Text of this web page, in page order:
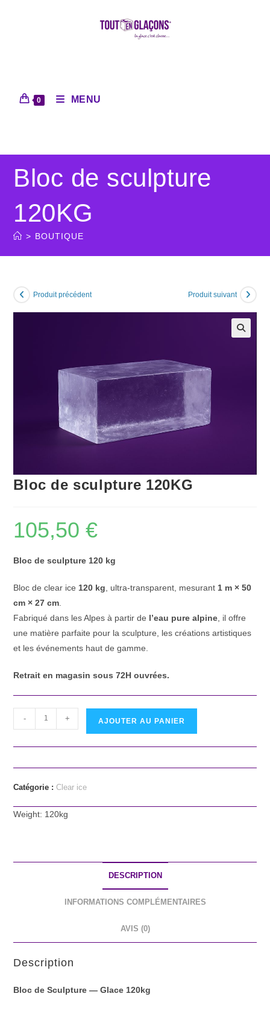
0 MENU
Bloc de sculpture
120KG
> BOUTIQUE
Produit précédent Produit suivant
Bloc de sculpture 120KG
105,50€
Bloc de sculpture 120 kg
Bloc de clear ice 120 kg , ultra-transparent, mesurant 1 m × 50
cm × 27 cm
Fabriqué dans les Alpes à partir de l’eau pure alpine , il offre
une matière parfaite pour la sculpture, les créations artistiques
et les événements haut de gamme.
Retrait en magasin sous 72H ouvrées.
- + AJOUTER AU PANIER
Catégorie :Clear ice
Weight: 120kg
DESCRIPTION
INFORMATIONS COMPLÉMENTAIRES
AVIS (0)
Description
Bloc de Sculpture — Glace 120kg